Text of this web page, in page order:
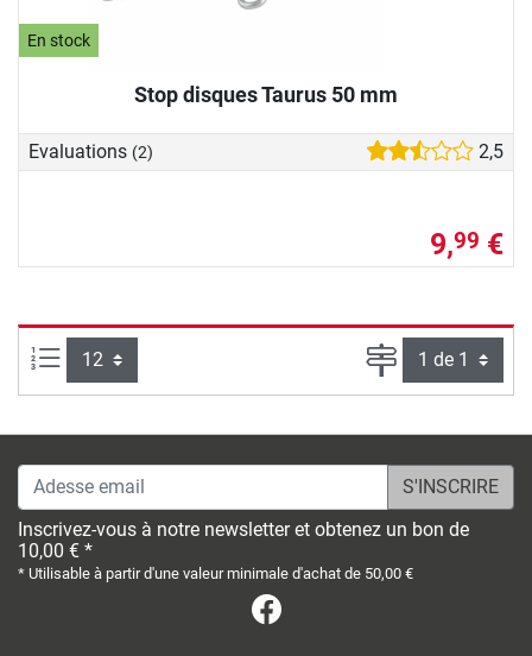
En stock
Stop disques Taurus 50 mm
Evaluations (2) 2,5
9,99 €
Articles par page : Page
Adesse email
Inscrivez-vous à notre newsletter et obtenez un bon de
10,00 € *
* Utilisable à partir d'une valeur minimale d'achat de 50,00 €